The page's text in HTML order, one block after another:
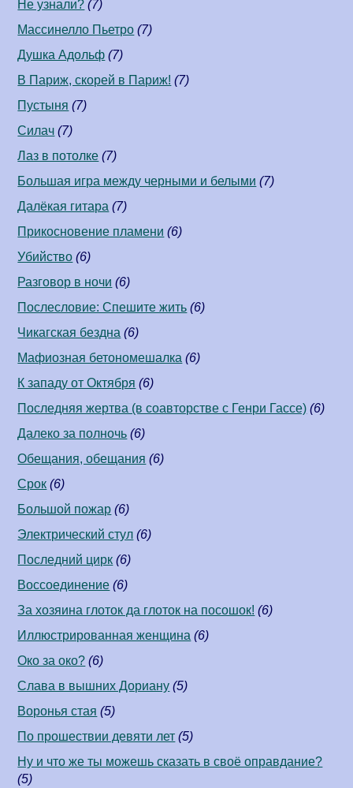
Не узнали? (7)
Массинелло Пьетро (7)
Душка Адольф (7)
В Париж, скорей в Париж! (7)
Пустыня (7)
Силач (7)
Лаз в потолке (7)
Большая игра между черными и белыми (7)
Далёкая гитара (7)
Прикосновение пламени (6)
Убийство (6)
Разговор в ночи (6)
Послесловие: Спешите жить (6)
Чикагская бездна (6)
Мафиозная бетономешалка (6)
К западу от Октября (6)
Последняя жертва (в соавторстве c Генри Гассе) (6)
Далеко за полночь (6)
Обещания, обещания (6)
Срок (6)
Большой пожар (6)
Электрический стул (6)
Последний цирк (6)
Воссоединение (6)
За хозяина глоток да глоток на посошок! (6)
Иллюстрированная женщина (6)
Око за око? (6)
Слава в вышних Дориану (5)
Воронья стая (5)
По прошествии девяти лет (5)
Ну и что же ты можешь сказать в своё оправдание?
(5)